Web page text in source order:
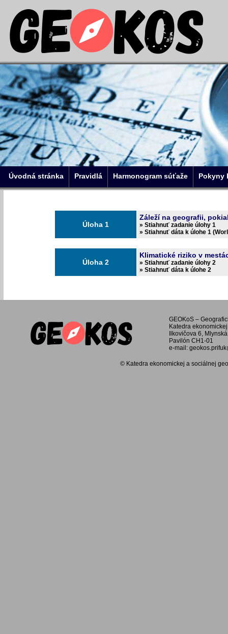
Úvodná stránka Pravidlá Harmonogram súťaže Pokyny
Úloha 1
Záleží na geografii,
» Stiahnuť zadanie úlohy 1
» Stiahnuť dáta k úlohe 1
Úloha 2
Klimatické riziko v
» Stiahnuť zadanie úlohy 2
» Stiahnuť dáta k úlohe 2
GEOKoS –
Katedra
Ilkovičova 6,
Pavilón CH1-01
e-mail:
© Katedra ekonomickej a sociálnej